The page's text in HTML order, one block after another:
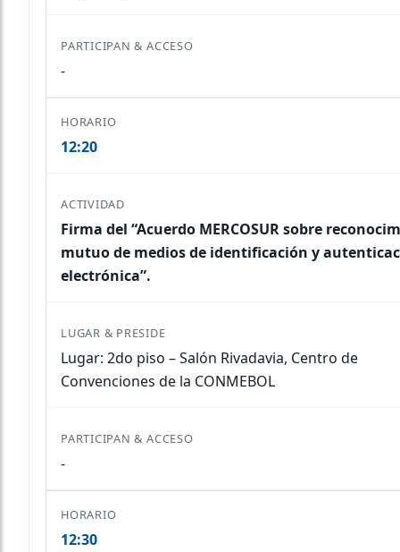
-
12:20
Firma del “Acuerdo MERCOSUR sobre
mutuo de medios de identificación y
electrónica”.
Lugar: 2do piso – Salón Rivadavia, Centro de
Convenciones de la CONMEBOL
-
12:30